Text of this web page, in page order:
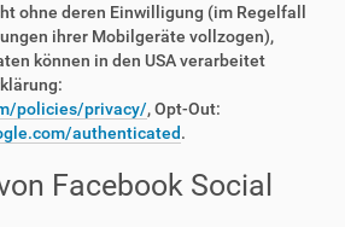
ohne deren Einwilligung (im Regelfall
ihrer Mobilgeräte vollzogen),
können in den USA verarbeitet
policies/privacy/, Opt-Out:
authenticated.
Facebook Social